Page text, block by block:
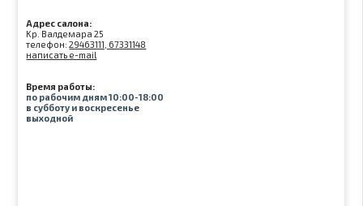
Адрес салона:
Kр. Валдемара 25
телефон:29463111, 67331148
написать e-mail
Время работы:
по рабочим дням 10:00-18:00
в субботу и воскресенье
выходной